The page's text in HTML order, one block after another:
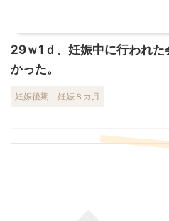
29ｗ1ｄ、妊娠中に行われた
かった。
妊娠後期 妊娠８カ月